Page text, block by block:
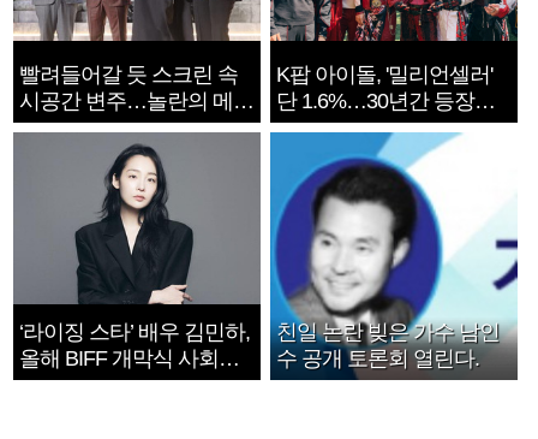
빨려들어갈 듯 스크린 속
시공간 변주…놀란의 메시
지는 ‘전쟁 속죄’
K팝 아이돌, '밀리언셀러'
단 1.6%…30년간 등장
1182개팀 전수조사
‘라이징 스타’ 배우 김민하,
올해 BIFF 개막식 사회자
확정
친일 논란 빚은 가수 남인
수 공개 토론회 열린다.